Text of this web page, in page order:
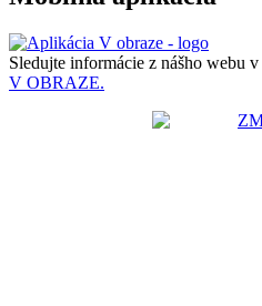
Sledujte informácie z nášho webu v
V OBRAZE.